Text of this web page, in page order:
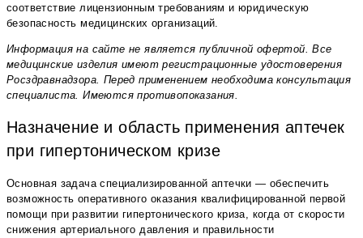
соответствие лицензионным требованиям и юридическую
безопасность медицинских организаций.
Информация на сайте не является публичной офертой. Все
медицинские изделия имеют регистрационные удостоверения
Росздравнадзора. Перед применением необходима консультация
специалиста. Имеются противопоказания.
Назначение и область применения аптечек
при гипертоническом кризе
Основная задача специализированной аптечки — обеспечить
возможность оперативного оказания квалифицированной первой
помощи при развитии гипертонического криза, когда от скорости
снижения артериального давления и правильности